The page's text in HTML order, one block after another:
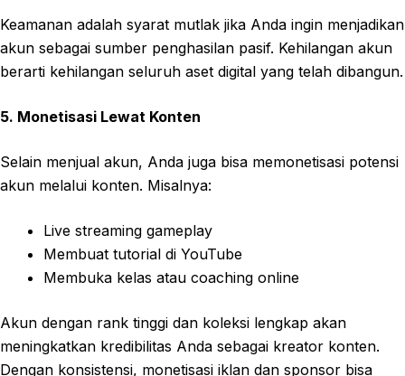
Keamanan adalah syarat mutlak jika Anda ingin menjadikan
akun sebagai sumber penghasilan pasif. Kehilangan akun
berarti kehilangan seluruh aset digital yang telah dibangun.
5. Monetisasi Lewat Konten
Selain menjual akun, Anda juga bisa memonetisasi potensi
akun melalui konten. Misalnya:
Live streaming gameplay
Membuat tutorial di YouTube
Membuka kelas atau coaching online
Akun dengan rank tinggi dan koleksi lengkap akan
meningkatkan kredibilitas Anda sebagai kreator konten.
Dengan konsistensi, monetisasi iklan dan sponsor bisa